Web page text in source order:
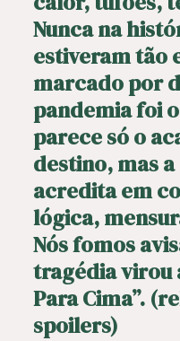
Nunca na
estiveram tão
marcado por
pandemia foi
parece só o
destino, mas
acredita em
lógica,
Nós fomos
tragédia virou
Para Cima”.
spoilers)